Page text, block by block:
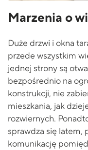
Marzenia o
Duże drzwi i okna
przede wszystkim
jednej strony są
bezpośrednio na
konstrukcji, nie
mieszkania, jak
rozwiernych.
sprawdza się latem,
komunikację